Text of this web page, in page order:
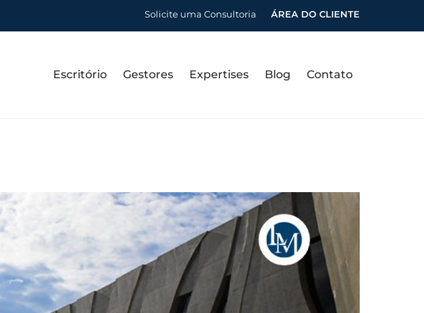
Solicite uma Consultoria ÁREA DO CLIENTE
Escritório Gestores Expertises Blog Contato